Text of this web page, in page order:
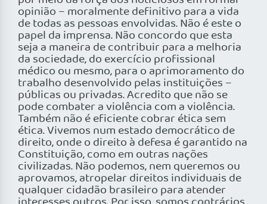
opinião – moralmente definitivo para a vida
de todas as pessoas envolvidas. Não é este o
papel da imprensa. Não concordo que esta
seja a maneira de contribuir para a melhoria
da sociedade, do exercício profissional
médico ou mesmo, para o aprimoramento do
trabalho desenvolvido pelas instituições –
públicas ou privadas. Acredito que não se
pode combater a violência com a violência.
Também não é eficiente cobrar ética sem
ética. Vivemos num estado democrático de
direito, onde o direito à defesa é garantido na
Constituição, como em outras nações
civilizadas. Não podemos, nem queremos ou
aprovamos, atropelar direitos individuais de
qualquer cidadão brasileiro para atender